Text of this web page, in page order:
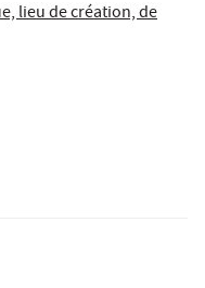
lieu de création, de